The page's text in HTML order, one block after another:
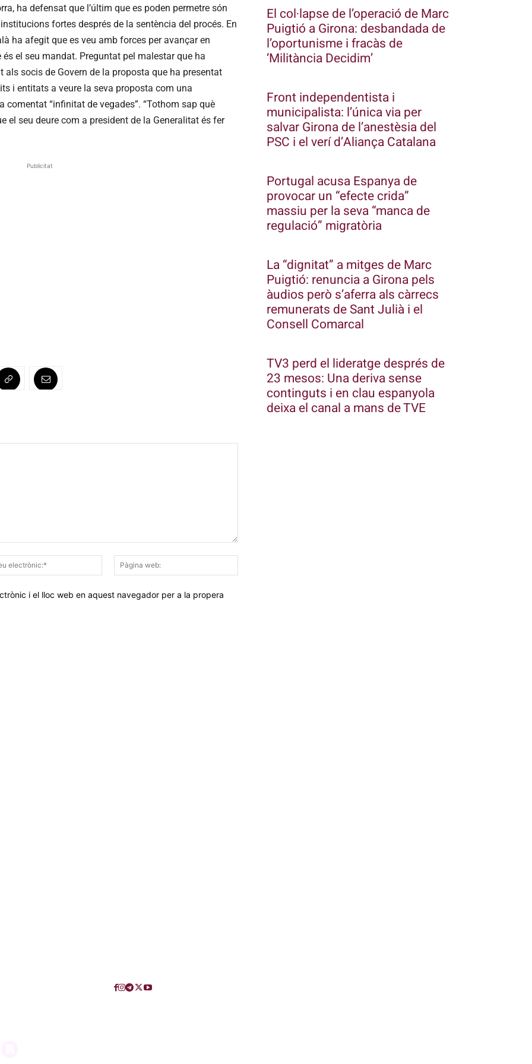
ha defensat que l’últim que es poden permetre són
fortes després de la sentència del procés. En
ha afegit que es veu amb forces per avançar en
és el seu mandat. Preguntat pel malestar que ha
als socis de Govern de la proposta que ha presentat
i entitats a veure la seva proposta com una
comentat “infinitat de vegades”. “Tothom sap què
el seu deure com a president de la Generalitat és fer
Publicitat
Correu
electrònic:*
web:
i el lloc web en aquest navegador per a la propera
El col·lapse de l’operació de Marc
Puigtió a Girona: desbandada de
l’oportunisme i fracàs de
‘Militància Decidim’
Front independentista i
municipalista: l’única via per
salvar Girona de l’anestèsia del
PSC i el verí d’Aliança Catalana
Portugal acusa Espanya de
provocar un “efecte crida”
massiu per la seva “manca de
regulació” migratòria
La “dignitat” a mitges de Marc
Puigtió: renuncia a Girona pels
àudios però s’aferra als càrrecs
remunerats de Sant Julià i el
Consell Comarcal
TV3 perd el lideratge després de
23 mesos: Una deriva sense
continguts i en clau espanyola
deixa el canal a mans de TVE